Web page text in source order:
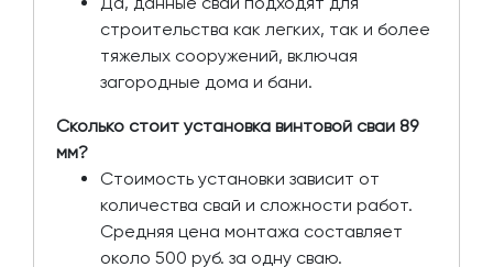
строительства как легких, так и более
тяжелых сооружений, включая
загородные дома и бани.
Сколько стоит установка винтовой сваи 89
мм?
Стоимость установки зависит от
количества свай и сложности работ.
Средняя цена монтажа составляет
около 500 руб. за одну сваю.